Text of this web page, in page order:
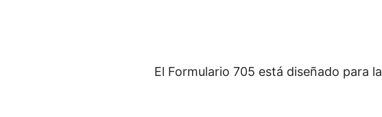
El Formulario 705 está diseñado para la